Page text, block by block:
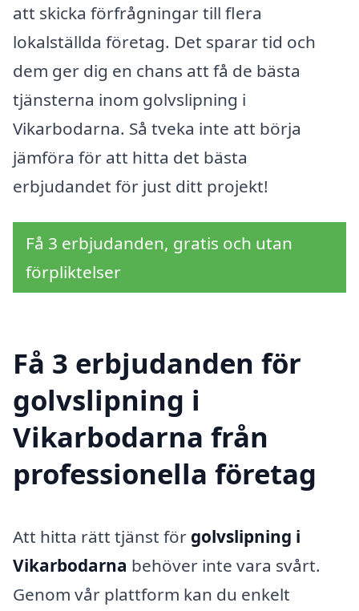
att skicka förfrågningar till flera
lokalställda företag. Det sparar tid och
dem ger dig en chans att få de bästa
tjänsterna inom golvslipning i
Vikarbodarna. Så tveka inte att börja
jämföra för att hitta det bästa
erbjudandet för just ditt projekt!
Få 3 erbjudanden, gratis och utan
förpliktelser
Få 3 erbjudanden för
golvslipning i
Vikarbodarna från
professionella företag
Att hitta rätt tjänst för golvslipning i
Vikarbodarna behöver inte vara svårt.
Genom vår plattform kan du enkelt